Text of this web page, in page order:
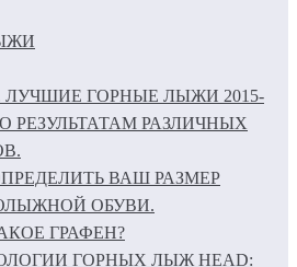
ЛУЧШИЕ ГОРНЫЕ ЛЫЖИ 2015-
РЕЗУЛЬТАТАМ РАЗЛИЧНЫХ
ВАШ РАЗМЕР
ОБУВИ.
ГРАФЕН?
ГОРНЫХ ЛЫЖ HEAD: